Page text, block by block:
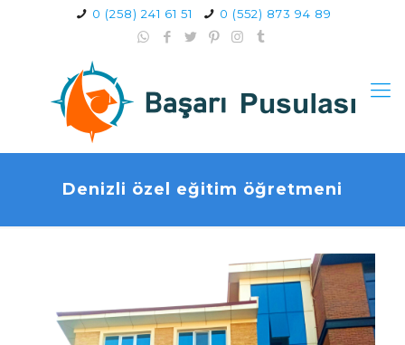
0 (258) 241 61 51 0 (552) 873 94 89
Denizli özel eğitim öğretmeni